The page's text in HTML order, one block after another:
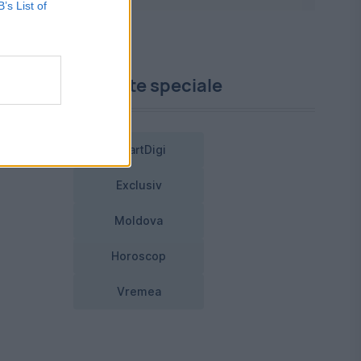
List of
Proiecte speciale
SmartDigi
Exclusiv
Moldova
Horoscop
Vremea